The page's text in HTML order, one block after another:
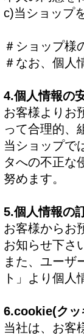
c)当ショップ
＃ショップ様
＃なお、個人
4.個人情報の
お客様よりお
って合理的、
当ショップで
タへの不正な
努めます。
5.個人情報の
お客様からお
お知らせ下さ
また、ユーザ
ト」より個人
6.cookie(クッ
当社は、お客